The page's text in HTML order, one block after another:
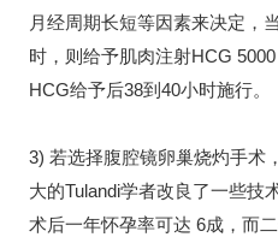
月经周期长短等因素来决定，
时，则给予肌肉注射HCG
HCG给予后38到40小时施行。
3) 若选择腹腔镜卵巢烧灼手术
大的Tulandi学者改良了一些技
术后一年怀孕率可达 6成，而